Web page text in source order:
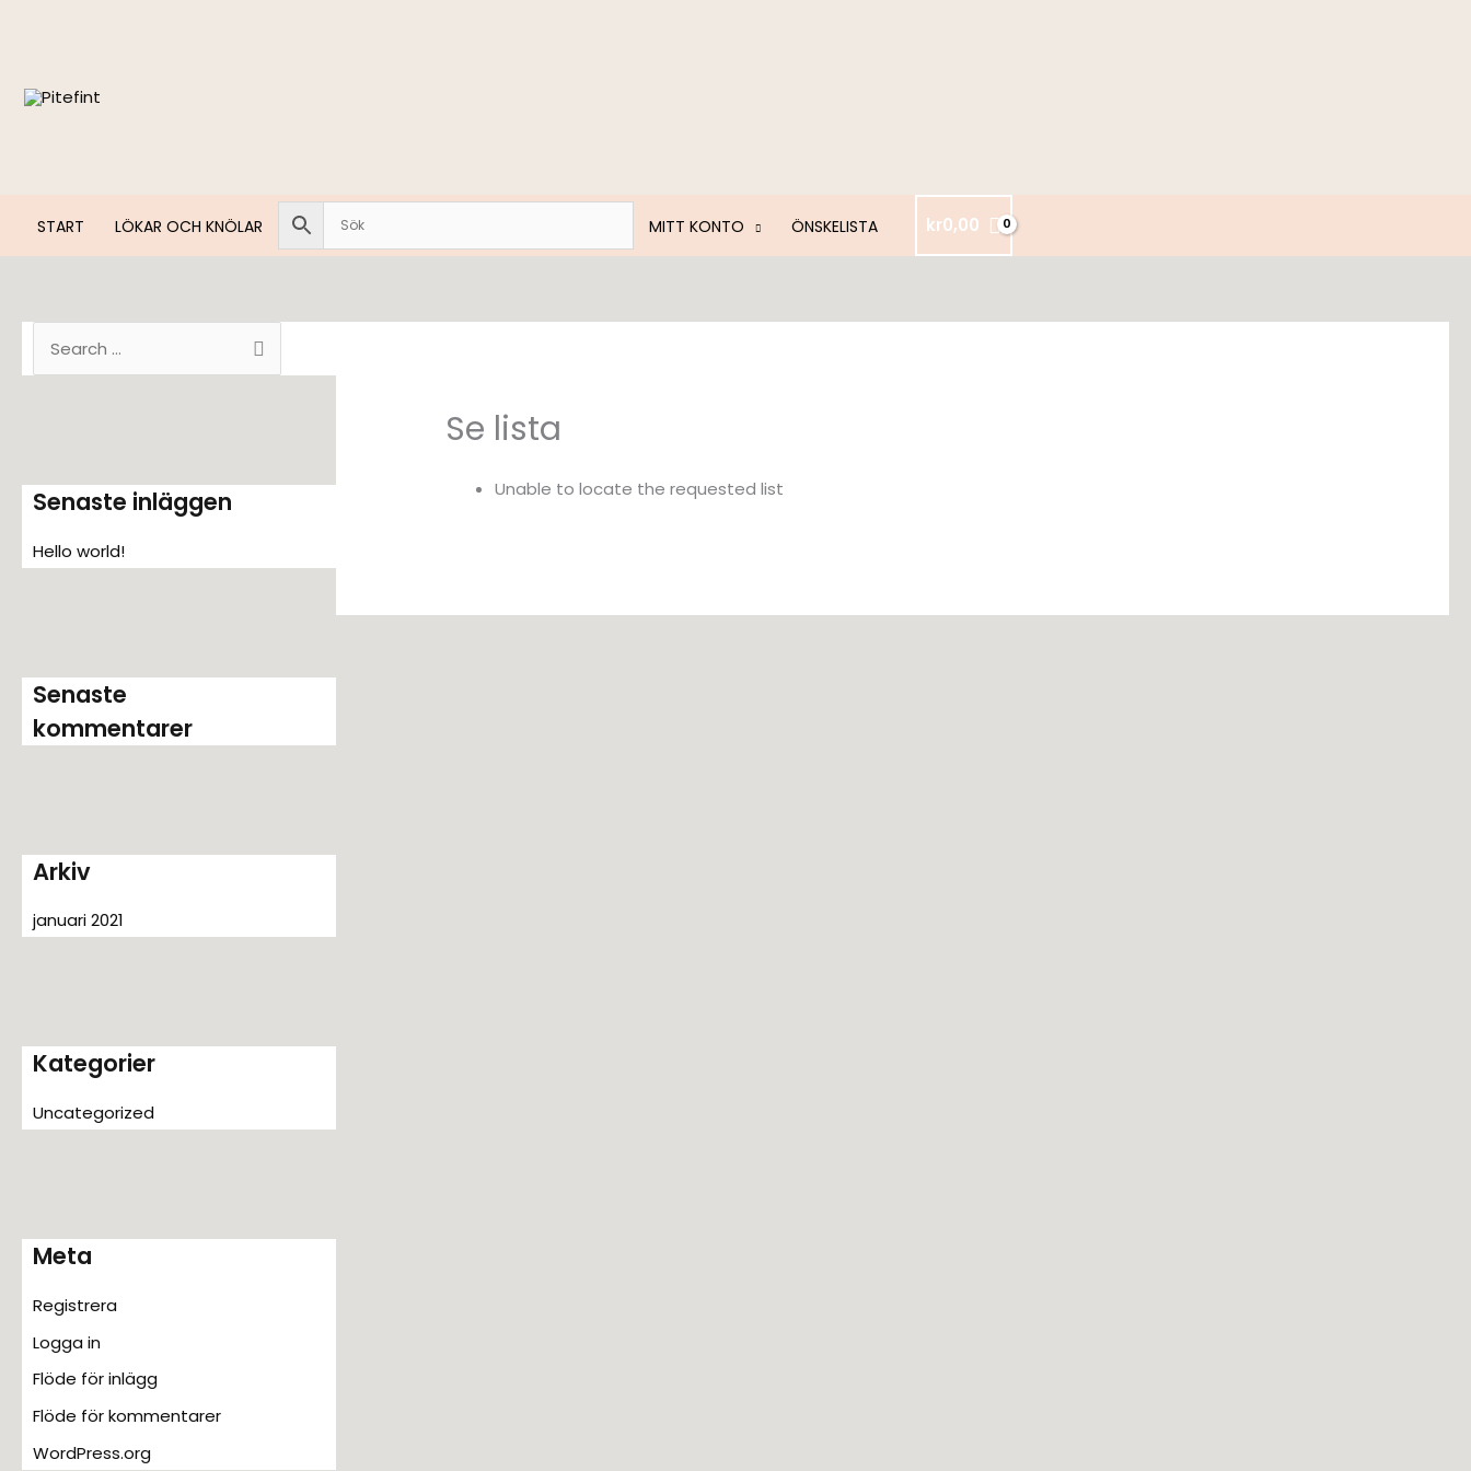
START LÖKAR OCH KNÖLAR MITT KONTO ÖNSKELISTA kr0,00
ö
t
r
Senaste inläggen
Hello world!
Senaste
kommentarer
Arkiv
januari 2021
Kategorier
Uncategorized
Meta
Registrera
Logga in
Flöde för inlägg
Flöde för kommentarer
WordPress.org
Se lista
Unable to locate the requested list